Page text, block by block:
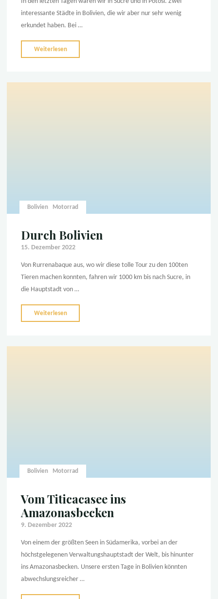
interessante Städte in Bolivien, die wir aber nur sehr wenig
erkundet haben. Bei …
Weiterlesen
Bolivien Motorrad
Durch Bolivien
15. Dezember 2022
Von Rurrenabaque aus, wo wir diese tolle Tour zu den 100ten
Tieren machen konnten, fahren wir 1000 km bis nach Sucre, in
die Hauptstadt von …
Weiterlesen
Bolivien Motorrad
Vom Titicacasee ins
Amazonasbecken
9. Dezember 2022
Von einem der größten Seen in Südamerika, vorbei an der
höchstgelegenen Verwaltungshauptstadt der Welt, bis hinunter
ins Amazonasbecken. Unsere ersten Tage in Bolivien könnten
abwechslungsreicher …